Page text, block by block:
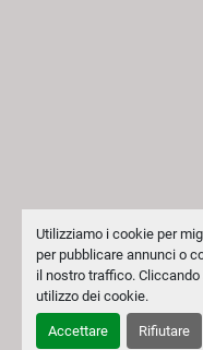
Utilizziamo i cookie per
per pubblicare annunci o
il nostro traffico.
utilizzo dei cookie.
Accettare Rifiutare